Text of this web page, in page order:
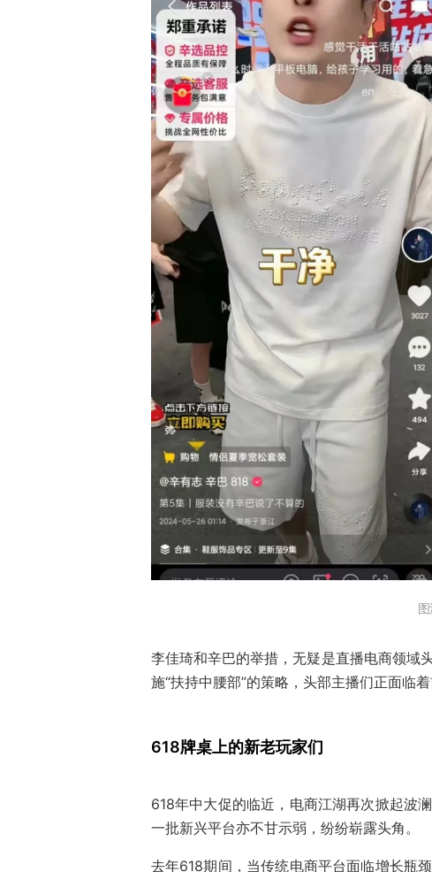
李佳琦和辛巴的举措，无疑是直播电商领域
施“扶持中腰部”的策略，头部主播们正面临
618牌桌上的新老玩家们
618年中大促的临近，电商江湖再次掀起波
一批新兴平台亦不甘示弱，纷纷崭露头角。
去年618期间，当传统电商平台面临增长瓶